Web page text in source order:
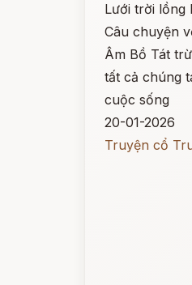
Lưới trời lồng
Câu chuyện
Âm Bồ Tát
tất cả chúng
cuộc sống
20-01-2026
Truyện cổ